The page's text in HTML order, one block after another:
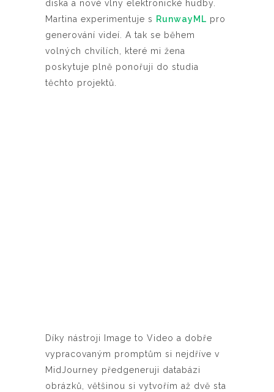
diska a nové vlny elektronické hudby.
Martina experimentuje s RunwayML pro
generování videí. A tak se během
volných chvílích, které mi žena
poskytuje plně ponořuji do studia
těchto projektů.
Díky nástroji Image to Video a dobře
vypracovaným promptům si nejdříve v
MidJourney předgeneruji databázi
obrázků, většinou si vytvořím až dvě sta